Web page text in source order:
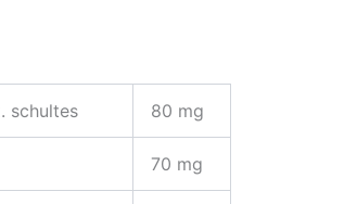
schultes 80 mg
70 mg